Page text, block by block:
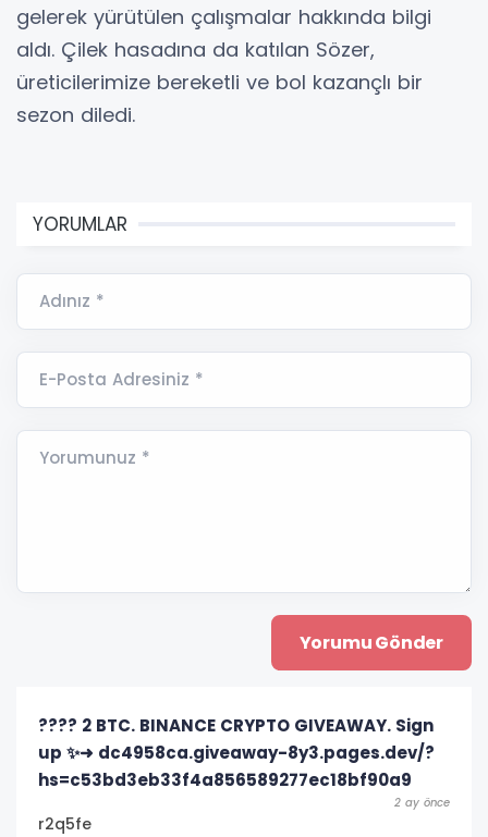
gelerek yürütülen çalışmalar hakkında bilgi
aldı. Çilek hasadına da katılan Sözer,
üreticilerimize bereketli ve bol kazançlı bir
sezon diledi.
YORUMLAR
Adınız *
E-Posta Adresiniz *
Yorumunuz *
???? 2 BTC. BINANCE CRYPTO GIVEAWAY. Sign
up ✨➜ dc4958ca.giveaway-8y3.pages.dev/?
hs=c53bd3eb33f4a856589277ec18bf90a9
2 ay önce
r2q5fe